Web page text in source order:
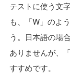
テストに使う文
も、「W」のよ
う。日本語の場
ありませんが、
すすめです。